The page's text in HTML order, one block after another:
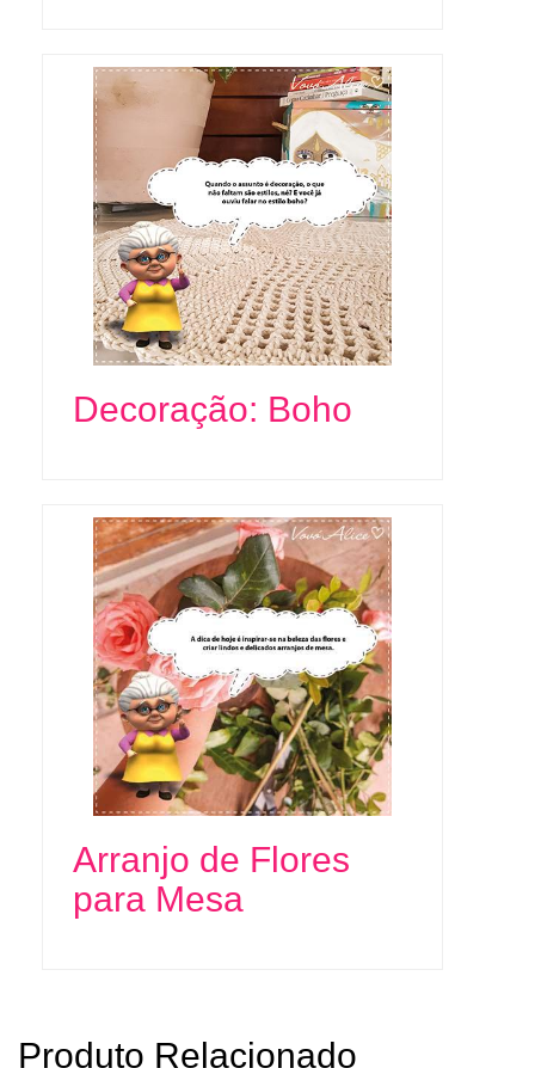
Decoração: Boho
Arranjo de Flores
para Mesa
Produto Relacionado